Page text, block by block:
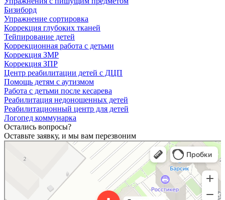
Бизиборд
Упражнение сортировка
Коррекция глубоких тканей
Тейпирование детей
Коррекционная работа с детьми
Коррекция ЗМР
Коррекция ЗПР
Центр реабилитации детей с ДЦП
Помощь детям с аутизмом
Работа с детьми после кесарева
Реабилитация недоношенных детей
Реабилитационный центр для детей
Логопед коммунарка
Остались вопросы?
Оставьте заявку, и мы вам перезвоним
Медицинская реабилитация в Москве
Детская поликлиника в Москве